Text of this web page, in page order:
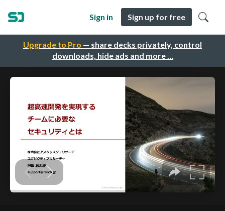
Upgrade to Pro — share decks privately, control
downloads, hide ads and more …
Sign in Sign up for free